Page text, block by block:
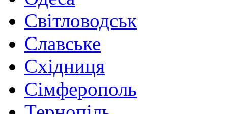
Світловодськ
Славське
Східниця
Сімферополь